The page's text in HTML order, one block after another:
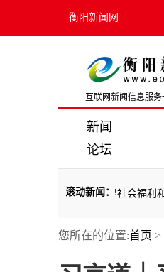
衡阳新闻网
互联网新闻信息服
新闻
论坛
滚动新闻 ：
九三学社医药卫生界社会福利和社
九三学社医药卫生界社会福利和社
您所在的位置:首页 >